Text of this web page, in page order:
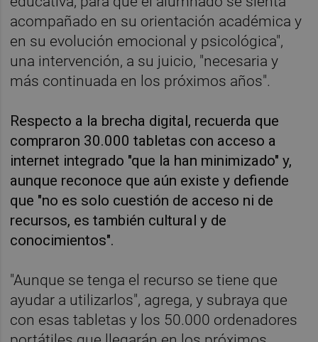
acompañado en su orientación académica y
en su evolución emocional y psicológica",
una intervención, a su juicio, "necesaria y
más continuada en los próximos años".
Respecto a la brecha digital, recuerda que
compraron 30.000 tabletas con acceso a
internet integrado "que la han minimizado" y,
aunque reconoce que aún existe y defiende
que "no es solo cuestión de acceso ni de
recursos, es también cultural y de
conocimientos".
"Aunque se tenga el recurso se tiene que
ayudar a utilizarlos", agrega, y subraya que
con esas tabletas y los 50.000 ordenadores